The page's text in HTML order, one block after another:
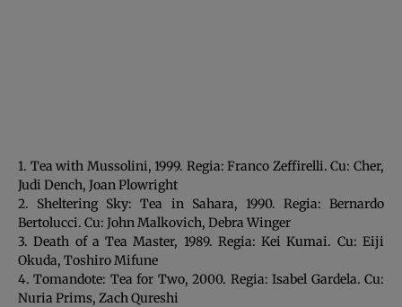
1. Tea with Mussolini, 1999. Regia: Franco Zeffirelli. Cu: Cher,
Judi Dench, Joan Plowright
2. Sheltering Sky: Tea in Sahara, 1990. Regia: Bernardo
Bertolucci. Cu: John Malkovich, Debra Winger
3. Death of a Tea Master, 1989. Regia: Kei Kumai. Cu: Eiji
Okuda, Toshiro Mifune
4. Tomandote: Tea for Two, 2000. Regia: Isabel Gardela. Cu:
Nuria Prims, Zach Qureshi